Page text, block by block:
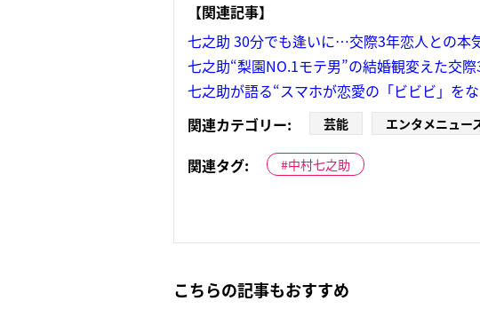
【関連記事】
七之助 30分でも逢いに…交際3年恋人との本
七之助“梨園NO.1モテ男”の結婚観変えた交
七之助が語る“スマホが恋愛の「ビビビ」を
関連カテゴリー:
芸能 エンタメニュー
関連タグ: 中村七之助
こちらの記事もおすすめ